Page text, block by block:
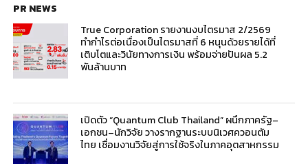
PR NEWS
True Corporation รายงานงบไตรมาส 2/2569
ทำกำไรต่อเนื่องเป็นไตรมาสที่ 6 หนุนด้วยรายได้ที่
เติบโตและวินัยทางการเงิน พร้อมจ่ายปันผล 5.2
พันล้านบาท
เปิดตัว “Quantum Club Thailand” ผนึกภาครัฐ–
เอกชน–นักวิจัย วางรากฐานระบบนิเวศควอนตัม
ไทย เชื่อมงานวิจัยสู่การใช้จริงในภาคอุตสาหกรรม